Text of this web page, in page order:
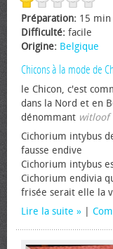
Préparation: 15 min
Difficulté: facile
Origine: Belgique
Chicons à la mode de
le Chicon, c'est
dans la Nord et en
dénommant witloof
Cichorium intybus
fausse endive
Cichorium intybus
Cichorium endivia
frisée serait elle la
Lire la suite